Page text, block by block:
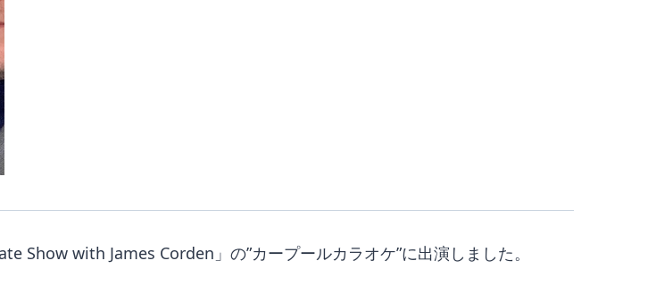
Show with James Corden」の”カープールカラオケ”に出演しました。